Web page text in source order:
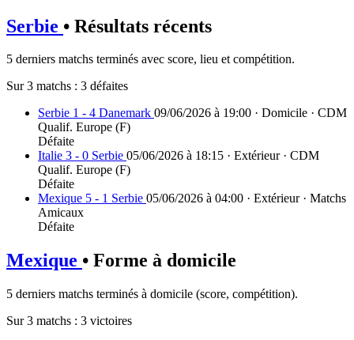
Serbie • Résultats récents
5 derniers matchs terminés avec score, lieu et compétition.
Sur 3 matchs : 3 défaites
Serbie 1 - 4 Danemark 09/06/2026 à 19:00 · Domicile · CDM
Qualif. Europe (F)
Défaite
Italie 3 - 0 Serbie 05/06/2026 à 18:15 · Extérieur · CDM
Qualif. Europe (F)
Défaite
Mexique 5 - 1 Serbie 05/06/2026 à 04:00 · Extérieur · Matchs
Amicaux
Défaite
Mexique • Forme à domicile
5 derniers matchs terminés à domicile (score, compétition).
Sur 3 matchs : 3 victoires